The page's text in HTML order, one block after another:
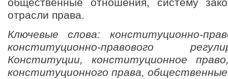
отрасли права.
Ключевые слова: конституционно-
конституционно-правового
Конституции, конституционное
конституционного права,